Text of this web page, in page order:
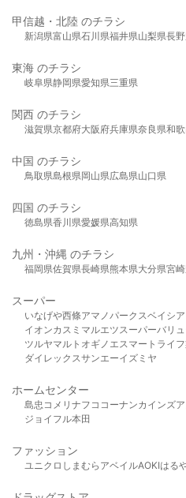
甲信越・北陸 のチラシ
新潟県富山県石川県福井県山梨県長
東海 のチラシ
岐阜県静岡県愛知県三重県
関西 のチラシ
滋賀県京都府大阪府兵庫県奈良県和
中国 のチラシ
鳥取県島根県岡山県広島県山口県
四国 のチラシ
徳島県香川県愛媛県高知県
九州・沖縄 のチラシ
福岡県佐賀県長崎県熊本県大分県宮
スーパー
いなげや西條アマノパークスベイシア
イオンカスミ マルエツスーパーバリ
ツルヤマルト オギノ エスマート ライフ
ダイレックスサンエーイズミヤ
ホームセンター
島忠 コメリ ナフコ コーナンカインズ
ジョイフル本田
ファッション
ユニクロ しまむら アベイルAOKIはる